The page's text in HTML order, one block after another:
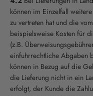
können im Einzelfall
zu vertreten hat und die
beispielsweise Kosten für
(z.B.
einfuhrrechtliche Abgaben
können in Bezug auf die
die Lieferung nicht in ein
erfolgt, der Kunde die